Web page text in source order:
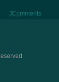
JComments